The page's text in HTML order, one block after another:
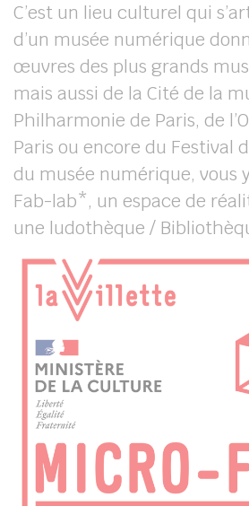
C’est un lieu culturel qui
d’un musée numérique
œuvres des plus grands
mais aussi de la Cité de la
Philharmonie de Paris, de
Paris ou encore du Festival
du musée numérique, vous
Fab-lab*, un espace de
une ludothèque /